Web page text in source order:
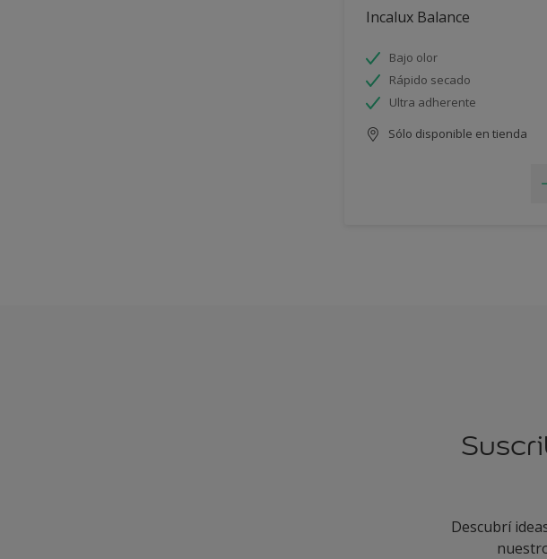
Incalux Balance
Bajo olor
Rápido secado
Ultra adherente
Sólo disponible en tienda
Descubrí